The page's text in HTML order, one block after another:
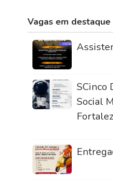
Vagas em destaque
SCinco
Social